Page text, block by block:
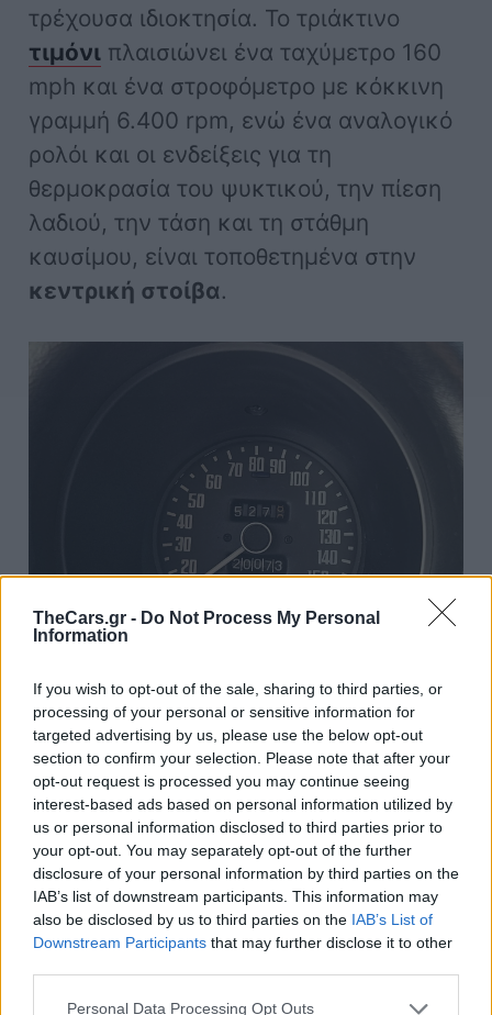
TheCars.gr - Do Not Process My Personal
Information
If you wish to opt-out of the sale, sharing to third parties, or
processing of your personal or sensitive information for
targeted advertising by us, please use the below opt-out
section to confirm your selection. Please note that after your
opt-out request is processed you may continue seeing
interest-based ads based on personal information utilized by
us or personal information disclosed to third parties prior to
your opt-out. You may separately opt-out of the further
disclosure of your personal information by third parties on the
IAB’s list of downstream participants. This information may
also be disclosed by us to third parties on the IAB’s List of
Downstream Participants that may further disclose it to other
Personal Data Processing Opt Outs
τρέχουσα ιδιοκτησία. Το τριάκτινο
τιμόνι πλαισιώνει ένα ταχύμετρο 160
mph και ένα στροφόμετρο με κόκκινη
γραμμή 6.400 rpm, ενώ ένα αναλογικό
ρολόι και οι ενδείξεις για τη
θερμοκρασία του ψυκτικού, την πίεση
λαδιού, την τάση και τη στάθμη
καυσίμου, είναι τοποθετημένα στην
κεντρική στοίβα.
Ο πενταψήφιος χιλιομετρητής δείχνει
120 χιλιάδες μίλια, περίπου 1.400 από
τα οποία προστέθηκαν υπό την
τρέχουσα ιδιοκτησία.
Μηχανικά
Ο 2,8 λίτρων L28 inline-six κινητήρας